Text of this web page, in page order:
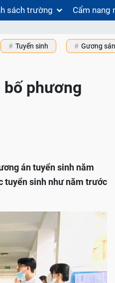
sách trường Cẩm nang
Tuyến sinh Gương
bố phương
án tuyển sinh năm
tuyển sinh như năm trước